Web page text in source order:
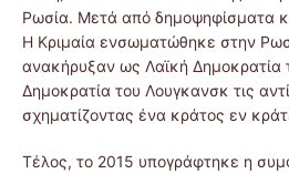
Ρωσία. Μετά από δημοψηφίσματα
Η Κριμαία ενσωματώθηκε στην
ανακήρυξαν ως Λαϊκή Δημοκρατία
Δημοκρατία του Λουγκανσκ τις
σχηματίζοντας ένα κράτος εν
Τέλος, το 2015 υπογράφτηκε η